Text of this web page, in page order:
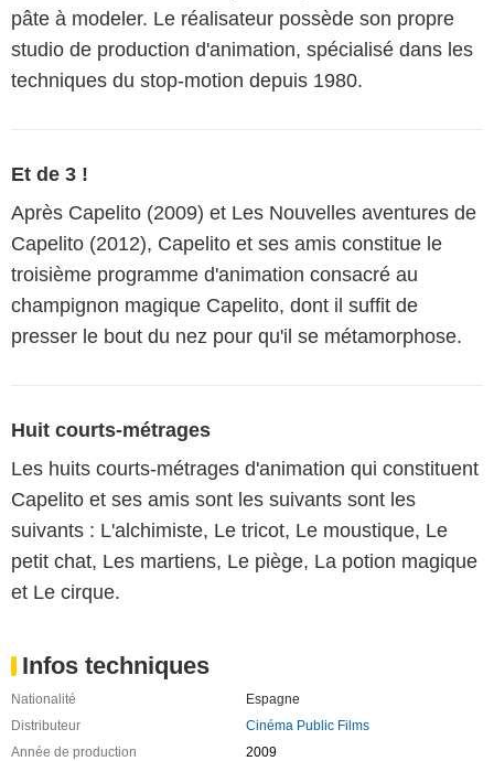
pâte à modeler. Le réalisateur possède son propre
studio de production d'animation, spécialisé dans les
techniques du stop-motion depuis 1980.
Et de 3 !
Après Capelito (2009) et Les Nouvelles aventures de
Capelito (2012), Capelito et ses amis constitue le
troisième programme d'animation consacré au
champignon magique Capelito, dont il suffit de
presser le bout du nez pour qu'il se métamorphose.
Huit courts-métrages
Les huits courts-métrages d'animation qui constituent
Capelito et ses amis sont les suivants sont les
suivants : L'alchimiste, Le tricot, Le moustique, Le
petit chat, Les martiens, Le piège, La potion magique
et Le cirque.
Infos techniques
Nationalité
Espagne
Distributeur
Cinéma Public Films
Année de production
2009